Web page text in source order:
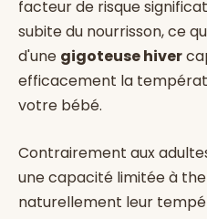
facteur de risque
subite du nourrisson, ce
d'une gigoteuse hiver
efficacement la
votre bébé.
Contrairement aux
une capacité limitée à
naturellement leur